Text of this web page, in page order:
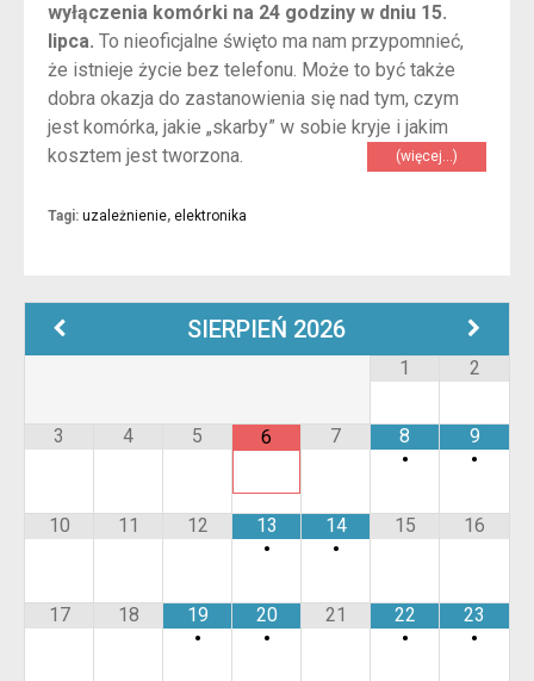
wyłączenia komórki na 24 godziny w dniu 15.
lipca. To nieoficjalne święto ma nam przypomnieć,
że istnieje życie bez telefonu. Może to być także
dobra okazja do zastanowienia się nad tym, czym
jest komórka, jakie „skarby” w sobie kryje i jakim
kosztem jest tworzona.
(więcej…)
Tagi: uzależnienie, elektronika
SIERPIEŃ 2026
1 2
3 4 5 6 7
8
•
9
•
10 11 12
13
•
14
•
15 16
17 18
19
•
20
•
21
22
•
23
•